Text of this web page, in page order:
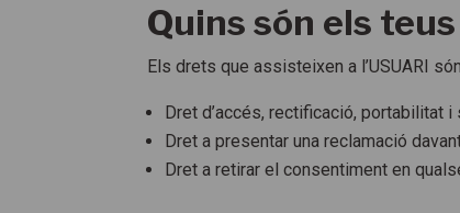
Quins són els
Els drets que assisteixen a l’USUARI
Dret d’accés, rectificació,
Dret a presentar una reclamació
Dret a retirar el consentiment en